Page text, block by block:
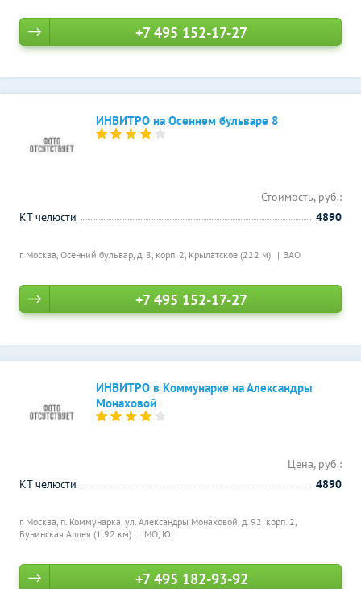
+7 495 152-17-27
ИНВИТРО на Осеннем бульваре 8
г. Москва, Осенний бульвар, д. 8, корп. 2, Крылатское (222 м) ЗАО
Стоимость, руб.:
КТ челюсти
4890
+7 495 152-17-27
ИНВИТРО в Коммунарке на Александры
Монаховой
г. Москва, п. Коммунарка, ул. Александры Монаховой, д. 92, корп. 2,
Бунинская Аллея (1.92 км)
МО, Юг
Цена, руб.:
КТ челюсти
4890
+7 495 182-93-92